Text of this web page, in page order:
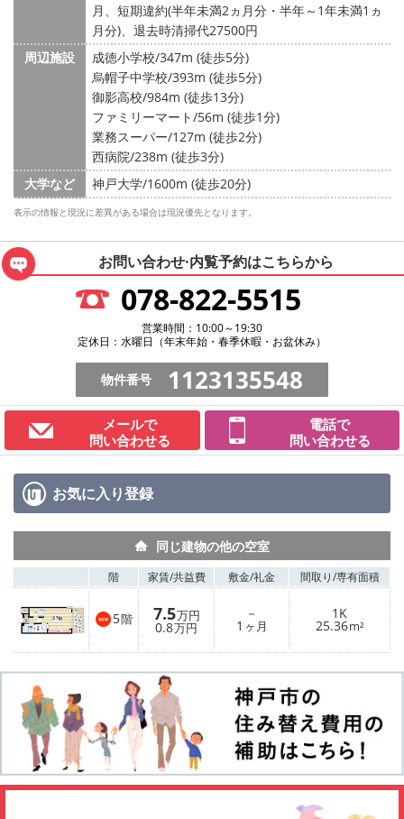
月、短期違約(半年未満2ヵ月分・半年～1年未満1ヵ
月分)、退去時清掃代27500円
周辺施設
成徳小学校/347m (徒歩5分)
烏帽子中学校/393m (徒歩5分)
御影高校/984m (徒歩13分)
ファミリーマート/56m (徒歩1分)
業務スーパー/127m (徒歩2分)
西病院/238m (徒歩3分)
大学など
神戸大学/1600m (徒歩20分)
表示の情報と現況に差異がある場合は現況優先となります。
お問い合わせ·内覧予約はこちらから
078-822-5515
営業時間：10:00～19:30
定休日：水曜日（年末年始・春季休暇・お盆休み）
物件番号 1123135548
メールで
問い合わせる
電話で
問い合わせる
お気に入り登録
同じ建物の他の空室
階 家賃/共益費 敷金/礼金 間取り/専有面積
5階 7.5万円
0.8万円
－
1 ヶ月
1K
25.36m²